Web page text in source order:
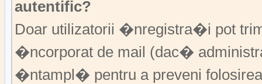
autentific?
Doar utilizatorii �nregistra�i pot
�ncorporat de mail (dac�
�ntampl� pentru a preveni